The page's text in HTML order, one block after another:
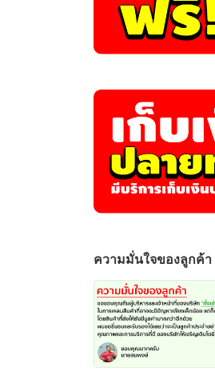
ความมั่นใจของลูกค้า